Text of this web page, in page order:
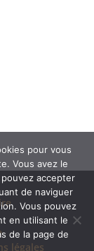
légales
pour vous
Vous avez le
accepter
de naviguer
Vous pouvez
en utilisant le
de la page de